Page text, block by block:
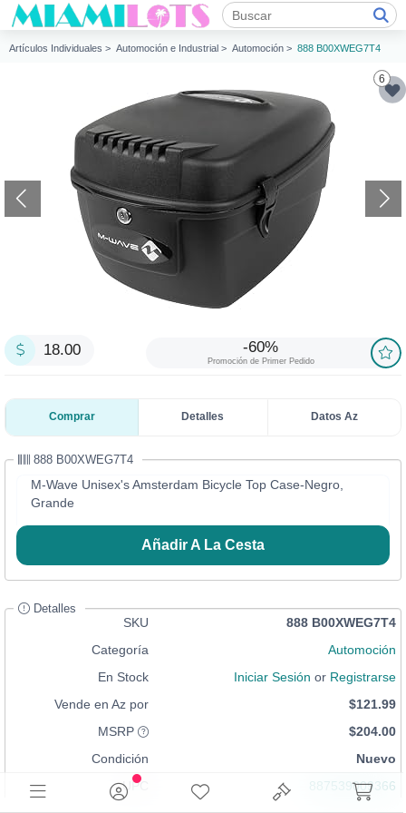
Artículos Individuales > Automoción e Industrial > Automoción > 888 B00XWEG7T4
6
18.00 -60%
Promoción de Primer Pedido
Comprar Detalles Datos Az
888 B00XWEG7T4
M-Wave Unisex's Amsterdam Bicycle Top Case-Negro,
Grande
Añadir A La Cesta
Detalles
SKU
888 B00XWEG7T4
Categoría
Automoción
En Stock
Iniciar Sesión or Registrarse
Vende en Az por
$121.99
MSRP
$204.00
Condición
Nuevo
UPC
887539009366